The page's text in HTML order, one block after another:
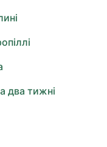
два тижні